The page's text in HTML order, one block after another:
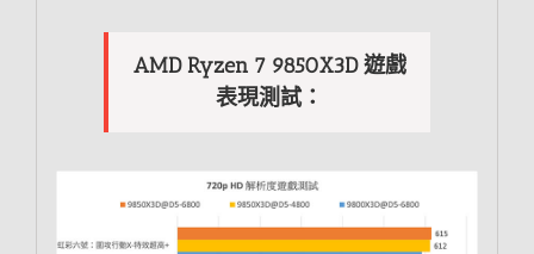
AMD Ryzen 7 9850X3D 遊戲
表現測試：